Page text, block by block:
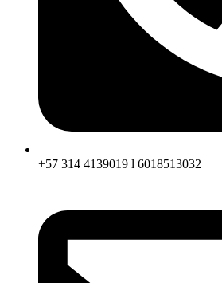
+57 314 4139019 l 6018513032